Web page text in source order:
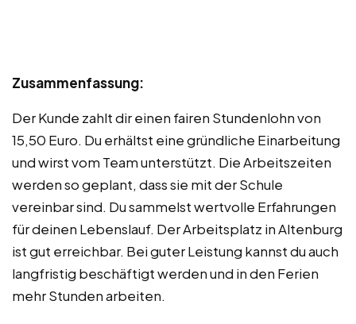
Zusammenfassung:
Der Kunde zahlt dir einen fairen Stundenlohn von
15,50 Euro. Du erhältst eine gründliche Einarbeitung
und wirst vom Team unterstützt. Die Arbeitszeiten
werden so geplant, dass sie mit der Schule
vereinbar sind. Du sammelst wertvolle Erfahrungen
für deinen Lebenslauf. Der Arbeitsplatz in Altenburg
ist gut erreichbar. Bei guter Leistung kannst du auch
langfristig beschäftigt werden und in den Ferien
mehr Stunden arbeiten.